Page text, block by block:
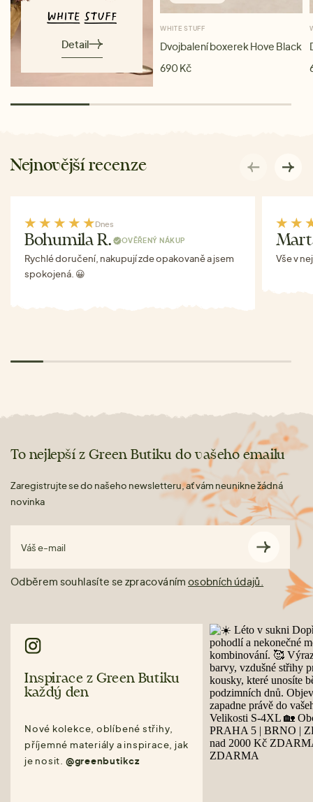
Detail
WHITE STUFF
Dvojbalení boxerek Hove Black
690 Kč
Nejnovější recenze
Dnes
Bohumila R. OVĚŘENÝ NÁKUP
Rychlé doručení, nakupují zde opakovaně a jsem
spokojená. 😀
Vše v
To nejlepší z Green Butiku do vašeho emailu
Zaregistrujte se do našeho newsletteru, ať vám neunikne žádná
novinka
Váš e-mail
Odběrem souhlasíte se zpracováním osobních údajů.
Inspirace z Green Butiku
každý den
Nové kolekce, oblíbené střihy,
příjemné materiály a inspirace, jak
je nosit. @greenbutikcz